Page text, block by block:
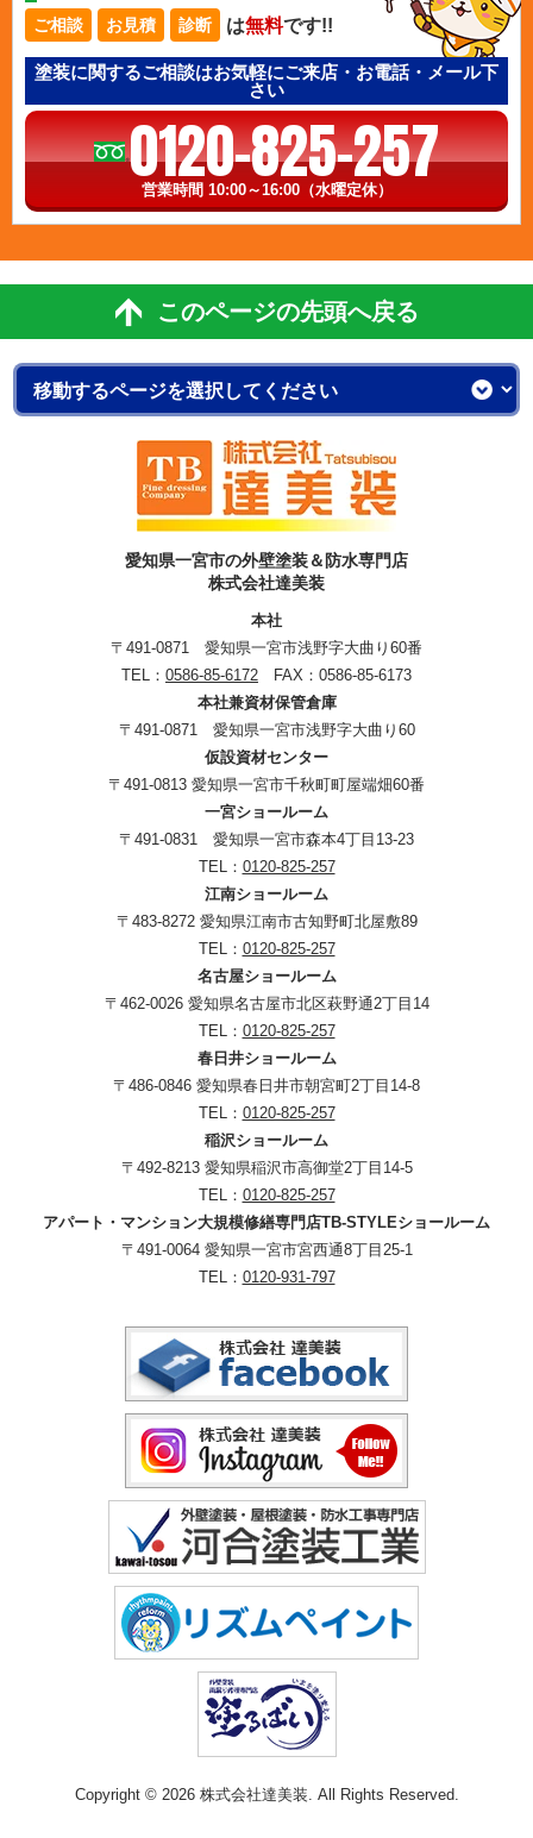
ご相談 お見積 診断 は無料です!!
塗装に関するご相談はお気軽にご来店・お電話・メール下
さい
0120-825-257
営業時間 10:00～16:00（水曜定休）
このページの先頭へ戻る
愛知県一宮市の外壁塗装＆防水専門店
株式会社達美装
本社
〒491-0871 愛知県一宮市浅野字大曲り60番
TEL： 0586-85-6172 FAX：0586-85-6173
本社兼資材保管倉庫
〒491-0871 愛知県一宮市浅野字大曲り60
仮設資材センター
〒491-0813 愛知県一宮市千秋町町屋端畑60番
一宮ショールーム
〒491-0831 愛知県一宮市森本4丁目13-23
TEL： 0120-825-257
江南ショールーム
〒483-8272 愛知県江南市古知野町北屋敷89
TEL： 0120-825-257
名古屋ショールーム
〒462-0026 愛知県名古屋市北区萩野通2丁目14
TEL： 0120-825-257
春日井ショールーム
〒486-0846 愛知県春日井市朝宮町2丁目14-8
TEL： 0120-825-257
稲沢ショールーム
〒492-8213 愛知県稲沢市高御堂2丁目14-5
TEL： 0120-825-257
アパート・マンション大規模修繕専門店TB-STYLEショールーム
〒491-0064 愛知県一宮市宮西通8丁目25-1
TEL： 0120-931-797
Copyright © 2026 株式会社達美装. All Rights Reserved.